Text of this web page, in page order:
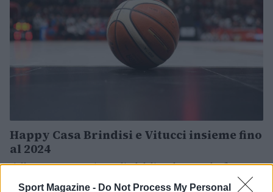
Sport Magazine - Do Not Process My Personal
Happy Casa Brindisi e Vitucci insieme fino
al 2024
L'allenatore veneto, in Puglia dal dicembre 2017, ha firmato